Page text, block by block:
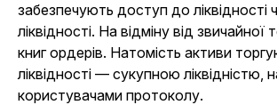
забезпечують доступ до ліквідності
ліквідності. На відміну від звичайної
книг ордерів. Натомість активи
ліквідності — сукупною ліквідністю,
користувачами протоколу.